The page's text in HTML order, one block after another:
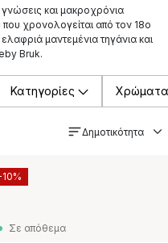
και μακροχρόνια
χρονολογείται από τον 18ο
μαντεμένια τηγάνια και
Bruk.
Κατηγορίες Χρώματα
Δημοτικότητα
Σε απόθεμα